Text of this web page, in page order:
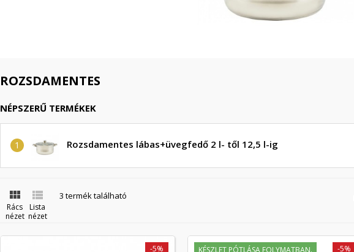
ROZSDAMENTES
NÉPSZERŰ TERMÉKEK
Rozsdamentes lábas+üvegfedő 2 l- től 12,5 l-ig

Rács
nézet

Lista
nézet
3 termék található
-5% KÉSZLET PÓTLÁSA FOLYMATBAN. -5%